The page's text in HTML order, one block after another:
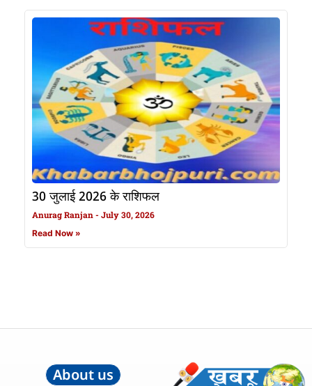
30 जुलाई 2026 के राशिफल
Anurag Ranjan July 30, 2026
Read Now »
About us